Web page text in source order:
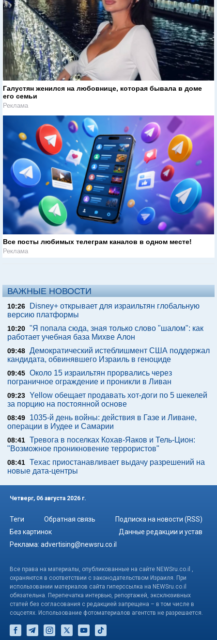
Галустян женился на любовнице, которая бывала в доме
его семьи
Реклама
Все посты любимых телеграм каналов в одном месте!
Реклама
ВАЖНЫЕ НОВОСТИ
10:26
Disney+ открывает для израильтян глобальную
версию платформы
10:20 "Я попала сюда, зная только слово "шалом": как
работает учебная база Михве Алон
09:48 Демократический истеблишмент США поддержал
кандидата, обвинявшего Израиль в геноциде
09:45 Около 15 израильтян прорвались через
пограничное ограждение и проникли в Ливан
09:23 Yellow обещает продавать хот-доги по 5 шекелей
за порцию на постоянной основе
08:49
1035-й день войны: действия в Газе и Ливане,
операции в Иудее и Самарии
08:41 Тревога в поселках Кохав-Яаков и Тель-Цион:
"Возможное проникновение террористов"
08:41 Техас приостанавливает выдачу разрешений на
новые дата-центры
Четверг, 06 августа 2026 г.
Теги Обратная связь
Подписка на новости (RSS)
Без картинок
Данные редакции и устав
Реклама: advertising@newsru.co.il
Все права на материалы, опубликованные на сайте NEWSru.co.il ,
охраняются в соответствии с законодательством Израиля. При
использовании материалов сайта гиперссылка на NEWSru.co.il
обязательна. Перепечатка интервью, репортажей, эксклюзивных
статей без согласования с редакцией запрещена – в том числе в
соцсетях. Использование фотоматериалов агентств не разрешается.